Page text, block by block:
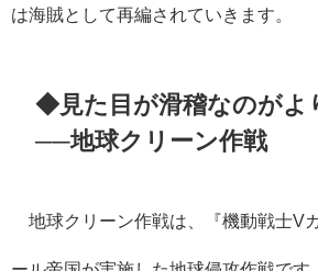
は海賊として再編されていきます。
◆見た目が滑稽なのがよ
──地球クリーン作戦
地球クリーン作戦は、『機動戦士V